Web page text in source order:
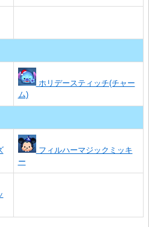
ホリデースティッチ(チャー
ム)
フィルハーマジックミッキ
ー